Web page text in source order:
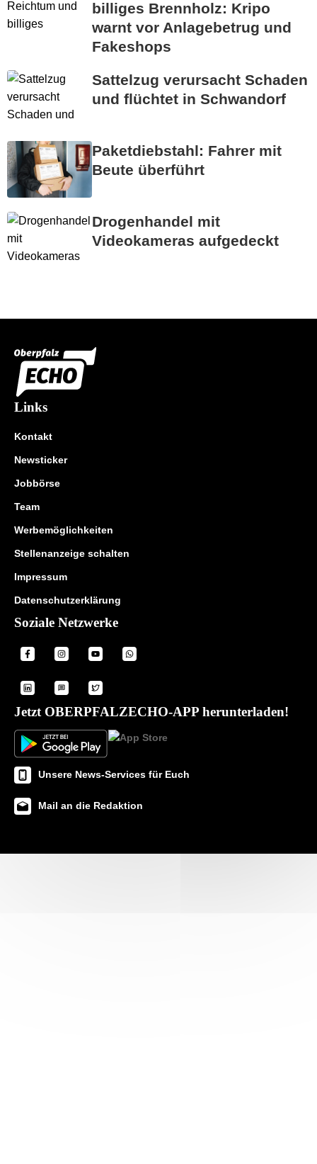
billiges Brennholz: Kripo
warnt vor Anlagebetrug und
Fakeshops
Sattelzug verursacht Schaden
und flüchtet in Schwandorf
Paketdiebstahl: Fahrer mit
Beute überführt
Drogenhandel mit
Videokameras aufgedeckt
Links
Kontakt
Newsticker
Jobbörse
Team
Werbemöglichkeiten
Stellenanzeige schalten
Impressum
Datenschutzerklärung
Soziale Netzwerke
Jetzt OBERPFALZECHO-APP herunterladen!
Unsere News-Services für Euch
Mail an die Redaktion